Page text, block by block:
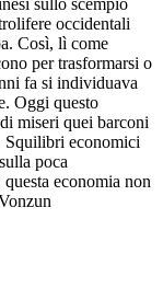
occidentali
Così, lì come
per trasformarsi o
fa si individuava
Oggi questo
miseri quei barconi
Squilibri economici
poca
economia non